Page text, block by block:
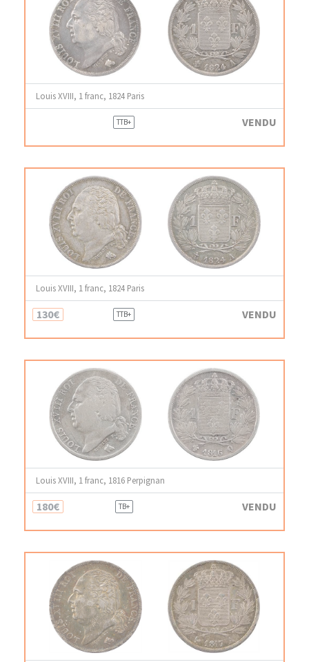
Louis XVIII, 1 franc, 1824 Paris
TTB+ VENDU
Louis XVIII, 1 franc, 1824 Paris
130€ TTB+ VENDU
Louis XVIII, 1 franc, 1816 Perpignan
180€ TB+ VENDU